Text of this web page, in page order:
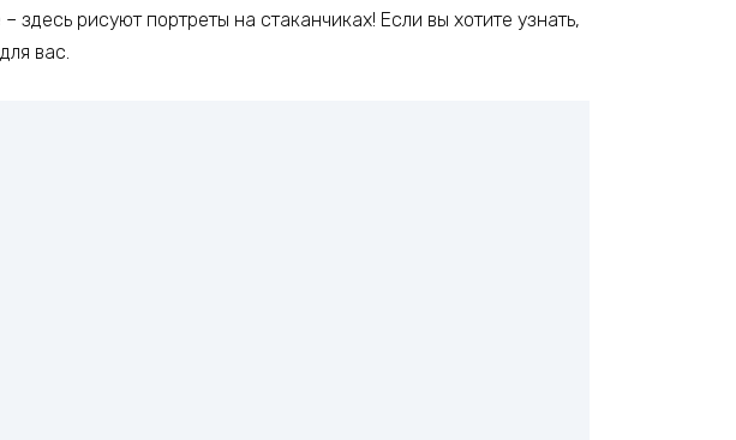
рисуют портреты на стаканчиках! Если вы хотите узнать,
вас.